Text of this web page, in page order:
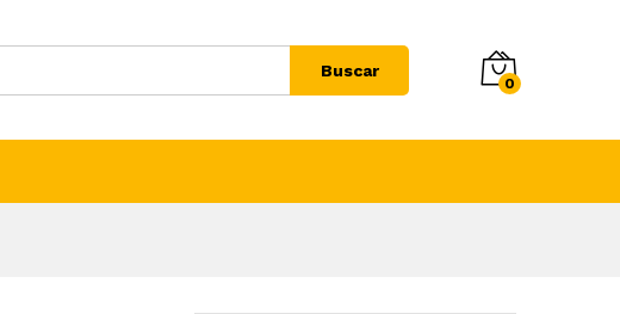
Buscar
0